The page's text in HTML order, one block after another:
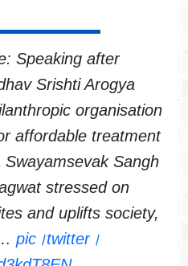
Speaking after
Srishti Arogya
organisation
affordable treatment
Sangh
stressed on
and uplifts society,
pic।twitter।